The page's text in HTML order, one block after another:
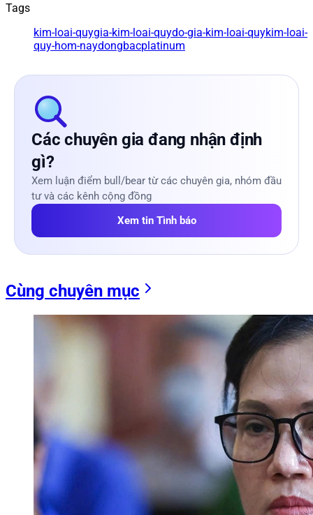
Tags
kim-loai-quygia-kim-loai-quydo-gia-kim-loai-quykim-loai-
quy-hom-naydongbacplatinum
Các chuyên gia đang nhận định
gì?
Xem luận điểm bull/bear từ các chuyên gia, nhóm đầu
tư và các kênh cộng đồng
Xem tin Tình báo
Cùng chuyên mục